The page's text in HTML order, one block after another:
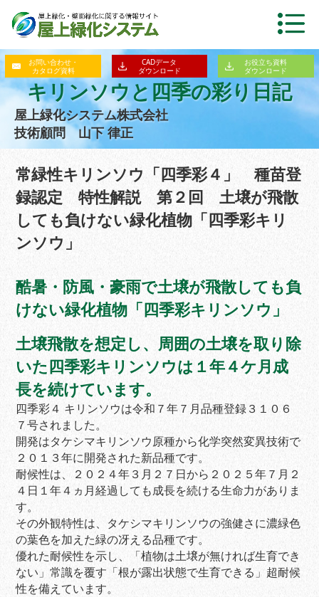
お問い合わせ・
カタログ資料
CADデータ
ダウンロード
お役立ち資料
ダウンロード
キリンソウと四季の彩り日記
屋上緑化システム株式会社
技術顧問 山下 律正
常緑性キリンソウ「四季彩４」 種苗登
録認定 特性解説 第２回 土壌が飛散
しても負けない緑化植物「四季彩キリ
ンソウ」
酷暑・防風・豪雨で土壌が飛散しても負
けない緑化植物「四季彩キリンソウ」
土壌飛散を想定し、周囲の土壌を取り除
いた四季彩キリンソウは１年４ケ月成
長を続けています。
四季彩４ キリンソウは令和７年７月品種登録３１０６
７号されました。
開発はタケシマキリンソウ原種から化学突然変異技術で
２０１３年に開発された新品種です。
耐候性は、２０２４年３月２７日から２０２５年７月２
４日１年４ヵ月経過しても成長を続ける生命力がありま
す。
その外観特性は、タケシマキリンソウの強健さに濃緑色
の葉色を加えた緑の冴える品種です。
優れた耐候性を示し、「植物は土壌が無ければ生育でき
ない」常識を覆す「根が露出状態で生育できる」超耐候
性を備えています。